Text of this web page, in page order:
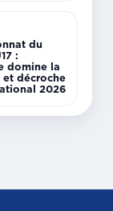
du
:
domine la
et décroche
2026